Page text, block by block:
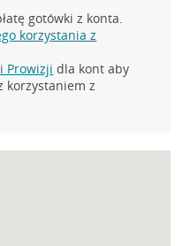
gotówki z konta.
korzystania z
Prowizji dla kont aby
korzystaniem z